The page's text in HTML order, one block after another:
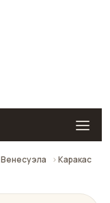
Венесуэла
Каракас